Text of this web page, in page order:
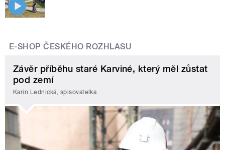
E-SHOP ČESKÉHO ROZHLASU
Závěr příběhu staré Karviné, který měl zůstat
pod zemí
Karin Lednická, spisovatelka